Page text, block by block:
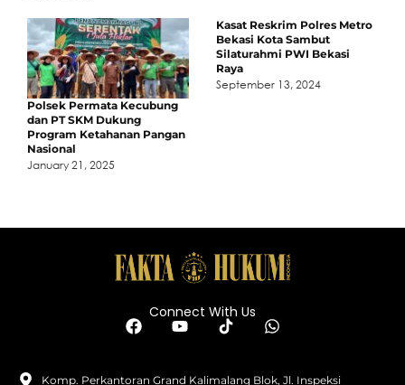
Polsek Permata Kecubung
dan PT SKM Dukung
Program Ketahanan Pangan
Nasional
January 21, 2025
Kasat Reskrim Polres Metro
Bekasi Kota Sambut
Silaturahmi PWI Bekasi
Raya
September 13, 2024
Connect With Us
Komp. Perkantoran Grand Kalimalang Blok, Jl. Inspeksi